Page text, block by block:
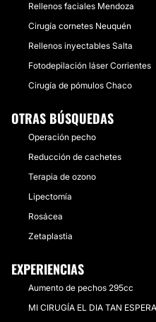
Rellenos faciales Mendoza
Cirugía cornetes Neuquén
Rellenos inyectables Salta
Fotodepilación láser Corrientes
Cirugía de pómulos Chaco
OTRAS BÚSQUEDAS
Operación pecho
Reducción de cachetes
Terapia de ozono
Lipectomía
Rosácea
Zetaplastia
EXPERIENCIAS
Aumento de pechos 295cc
MI CIRUGÍA EL DIA TAN